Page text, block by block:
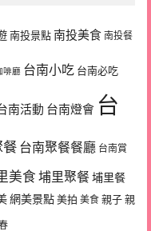
南投景點 南投美食 南投餐
啡廳 台南小吃 台南必吃
南活動 台南燈會 台
餐 台南聚餐餐廳 台南賞
美食 埔里聚餐埔里餐
網美景點 美拍 美食 親子 親